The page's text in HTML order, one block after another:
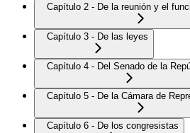
Capítulo 2 - De la reunión y el
Capítulo 3 - De las leyes
Capítulo 4 - Del Senado de la
Capítulo 5 - De la Cámara de
Capítulo 6 - De los congresistas